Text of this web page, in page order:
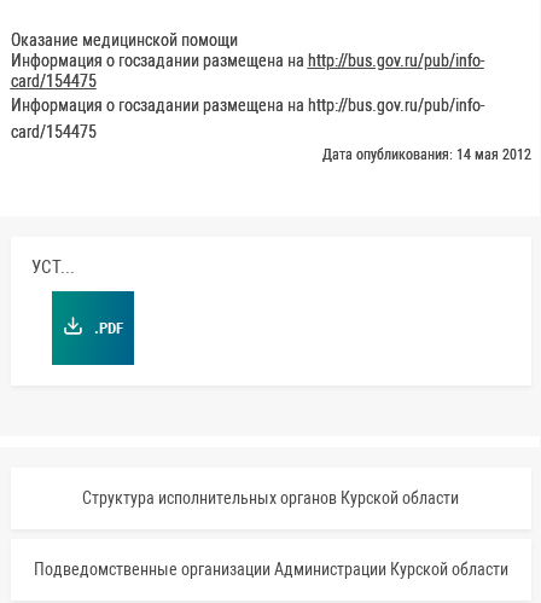
Оказание медицинской помощи
Информация о госзадании размещена на http://bus.gov.ru/pub/info-
card/154475
Информация о госзадании размещена на http://bus.gov.ru/pub/info-
card/154475
Дата опубликования: 14 мая 2012
УСТАВ
.PDF
Структура исполнительных органов Курской области
Подведомственные организации Администрации Курской области